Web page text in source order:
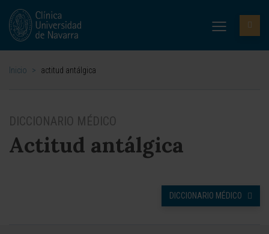
Inicio > actitud antálgica
DICCIONARIO MÉDICO
Actitud antálgica
DICCIONARIO MÉDICO